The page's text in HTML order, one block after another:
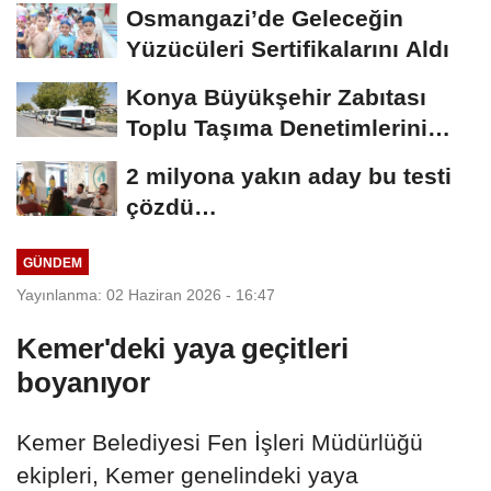
Osmangazi’de Geleceğin
Yüzücüleri Sertifikalarını Aldı
Konya Büyükşehir Zabıtası
Toplu Taşıma Denetimlerini
2 milyona yakın aday bu testi
çözdü…
GÜNDEM
Yayınlanma: 02 Haziran 2026 - 16:47
Kemer'deki yaya geçitleri
boyanıyor
Kemer Belediyesi Fen İşleri Müdürlüğü
ekipleri, Kemer genelindeki yaya